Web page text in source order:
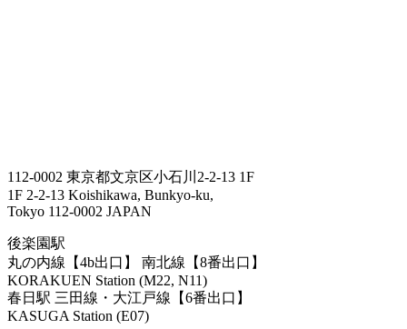
112-0002 東京都文京区小石川2-2-13 1F
1F 2-2-13 Koishikawa, Bunkyo-ku,
Tokyo 112-0002 JAPAN
後楽園駅
丸の内線【4b出口】 南北線【8番出口】
KORAKUEN Station (M22, N11)
春日駅 三田線・大江戸線【6番出口】
KASUGA Station (E07)